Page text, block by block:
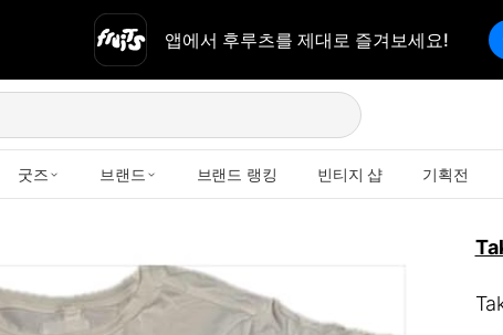
앱에서 후루츠를 제대로 즐겨보세요!
굿즈 브랜드 브랜드 랭킹 빈티지 샵 기획전